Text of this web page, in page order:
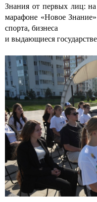
Знания от первых лиц:
марафоне «Новое
спорта, бизнеса
и выдающиеся